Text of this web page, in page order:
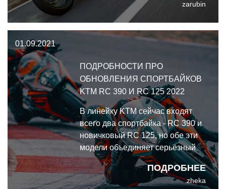
zarubin
01.09.2021
ПОДРОБНОСТИ ПРО
ОБНОВЛЕНИЯ СПОРТБАЙКОВ
KTM RC 390 И RC 125 2022
ПОДРОБНЕЕ
В линейку KTM сейчас входят
всего два спортбайка - RC 390 и
новичковый RC 125, но обе эти
модели объединяет серьёзный
подход к проектированию и
изготовлению - это
качественные, быстрые,
zheka